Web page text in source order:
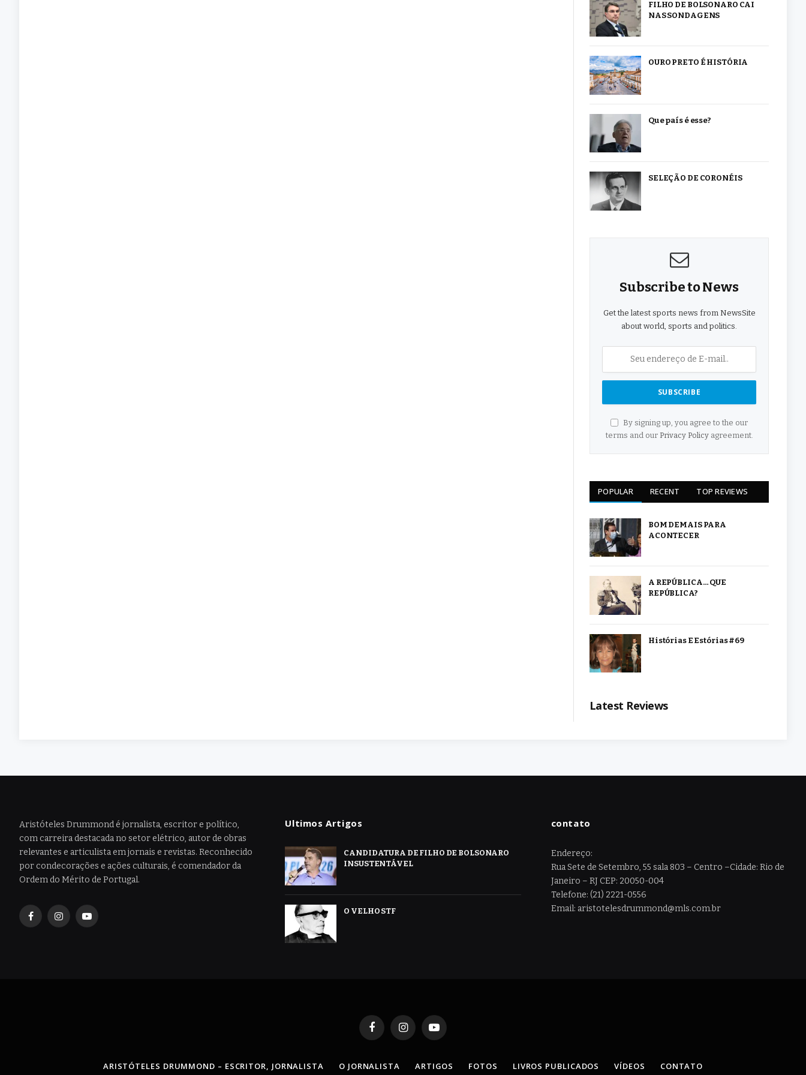
FILHO DE BOLSONARO CAI
NAS SONDAGENS
OURO PRETO É HISTÓRIA
Que país é esse?
SELEÇÃO DE CORONÉIS
Subscribe to News
Get the latest sports news from NewsSite
about world, sports and politics.
By signing up, you agree to the our
terms and our Privacy Policyagreement.
POPULAR RECENT TOP REVIEWS
BOM DEMAIS PARA
ACONTECER
A REPÚBLICA… QUE
REPÚBLICA?
Histórias E Estórias #69
Latest Reviews
Aristóteles Drummond é jornalista, escritor e político,
com carreira destacada no setor elétrico, autor de obras
relevantes e articulista em jornais e revistas. Reconhecido
por condecorações e ações culturais, é comendador da
Ordem do Mérito de Portugal.
FacebookInstagramYouTube
Ultimos Artigos
CANDIDATURA DE FILHO DE BOLSONARO
INSUSTENTÁVEL
O VELHO STF
contato
Endereço:
Rua Sete de Setembro, 55 sala 803 – Centro –Cidade: Rio de
Janeiro – RJ CEP: 20050-004
Telefone: (21) 2221-0556
Email: aristotelesdrummond@mls.com.br
FacebookInstagramYouTube
ARISTÓTELES DRUMMOND – ESCRITOR, JORNALISTA O JORNALISTA ARTIGOS FOTOS LIVROS PUBLICADOS VÍDEOS CONTATO